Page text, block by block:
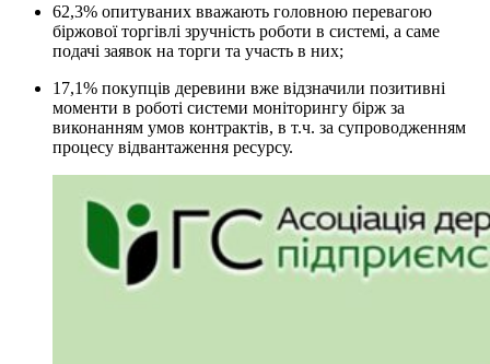
62,3% опитуваних вважають головною перевагою
біржової торгівлі зручність роботи в системі, а саме
подачі заявок на торги та участь в них;
17,1% покупців деревини вже відзначили позитивні
моменти в роботі системи моніторингу бірж за
виконанням умов контрактів, в т.ч. за супроводженням
процесу відвантаження ресурсу.